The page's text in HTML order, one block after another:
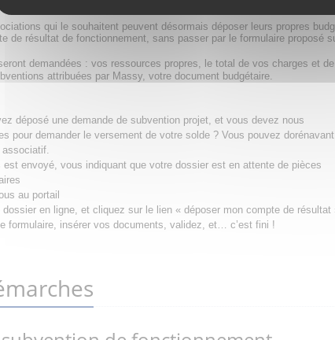
qui le souhaitent peuvent désormais déposer leurs propres
de résultat de fonctionnement, sans passer par le formulaire proposé
demandées : vos ressources propres, le total de vos charges et
attribuées par Massy, votre document budgétaire.
déposé une demande de subvention projet, et vous devez nous
pour demander le versement de votre solde ? Vous pouvez
associatif.
est envoyé, vous indiquant que votre dossier est en attente de pièces
au portail
en ligne, et cliquez sur le lien « déposer mon compte de résultat
formulaire, insérer vos documents, validez, et… c’est fini !